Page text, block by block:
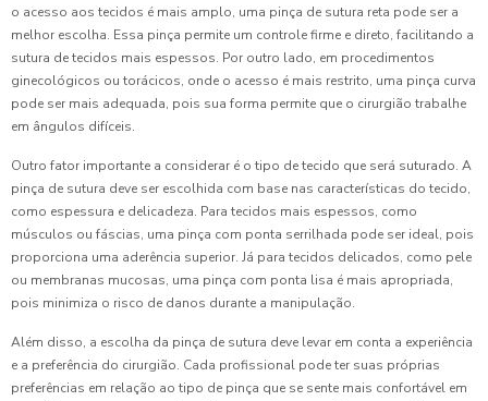
o acesso aos tecidos é mais amplo, uma pinça de sutura reta pode ser a
melhor escolha. Essa pinça permite um controle firme e direto, facilitando a
sutura de tecidos mais espessos. Por outro lado, em procedimentos
ginecológicos ou torácicos, onde o acesso é mais restrito, uma pinça curva
pode ser mais adequada, pois sua forma permite que o cirurgião trabalhe
em ângulos difíceis.
Outro fator importante a considerar é o tipo de tecido que será suturado. A
pinça de sutura deve ser escolhida com base nas características do tecido,
como espessura e delicadeza. Para tecidos mais espessos, como
músculos ou fáscias, uma pinça com ponta serrilhada pode ser ideal, pois
proporciona uma aderência superior. Já para tecidos delicados, como pele
ou membranas mucosas, uma pinça com ponta lisa é mais apropriada,
pois minimiza o risco de danos durante a manipulação.
Além disso, a escolha da pinça de sutura deve levar em conta a experiência
e a preferência do cirurgião. Cada profissional pode ter suas próprias
preferências em relação ao tipo de pinça que se sente mais confortável em